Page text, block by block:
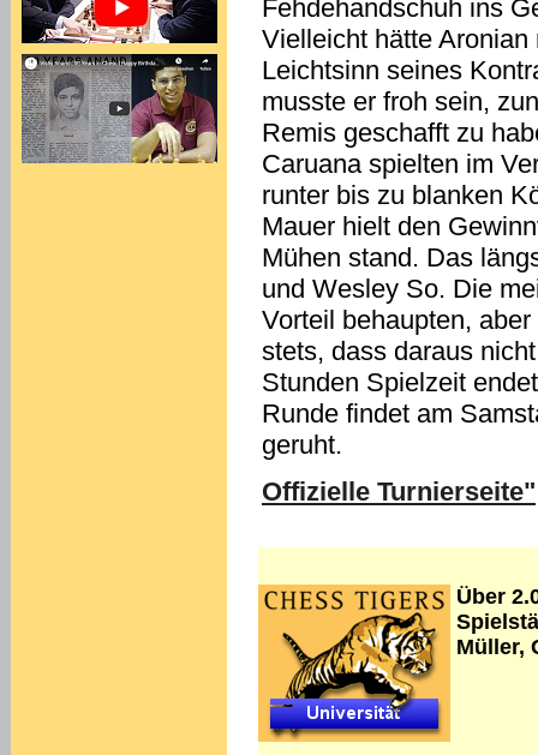
Fehdehandschuh ins
Vielleicht hätte
Leichtsinn seines
musste er froh sein,
Remis geschafft zu
Caruana spielten im
runter bis zu blanken
Mauer hielt den
Mühen stand. Das
und Wesley So. Die
Vorteil behaupten,
stets, dass daraus
Stunden Spielzeit
Runde findet am
geruht.
Offizielle Turnierseite"
Über
Müller,